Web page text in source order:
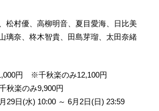
松村優、高柳明音、夏目愛海、日比美
璃奈、柊木智貴、田島芽瑠、太田奈緒
円 ※千秋楽のみ12,100円
楽のみ9,900円
29日(水) 10:00 ～ 6月2日(日) 23:59